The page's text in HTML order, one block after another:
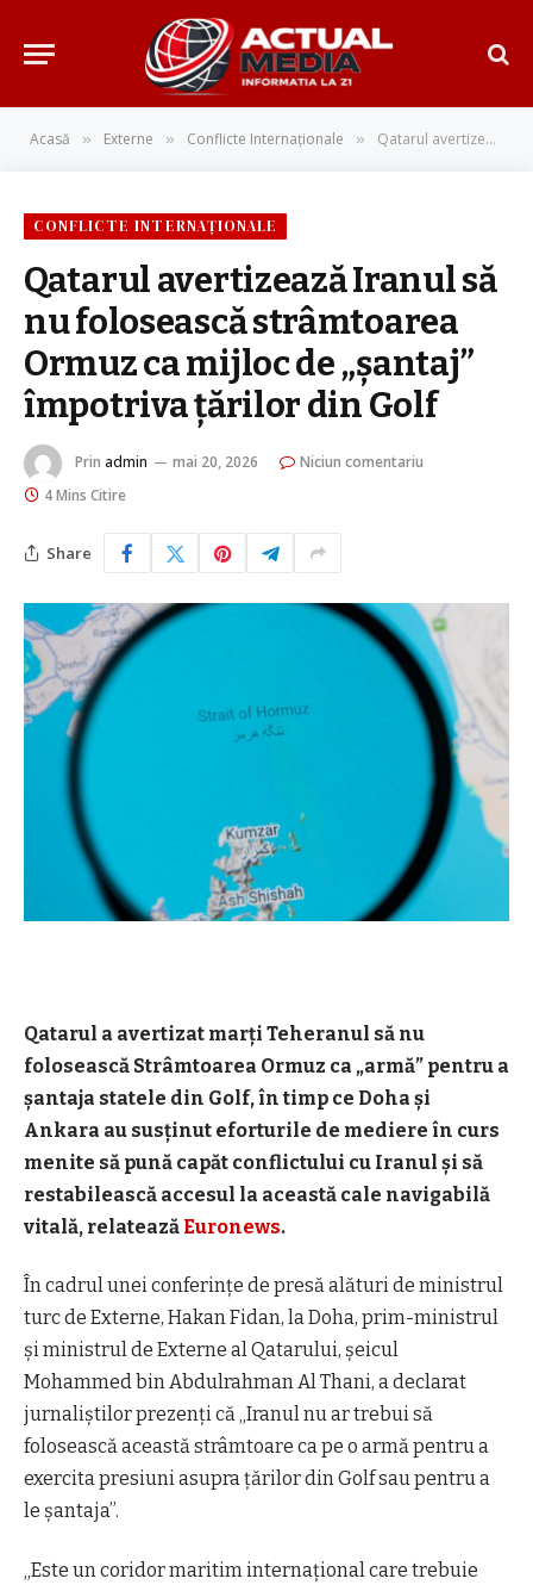
Acasă » Externe » Conflicte Internaționale » Qatarul avertizează Iranul să nu folosească strâmtoarea Ormuz ca mijloc de „șantaj” împotriva țărilor din Golf
CONFLICTE INTERNAȚIONALE
Qatarul avertizează Iranul să
nu folosească strâmtoarea
Ormuz ca mijloc de „șantaj”
împotriva țărilor din Golf
Prin admin mai 20, 2026
Niciun comentariu
4 Mins Citire
Share
Qatarul a avertizat marți Teheranul să nu
folosească Strâmtoarea Ormuz ca „armă” pentru a
șantaja statele din Golf, în timp ce Doha și
Ankara au susținut eforturile de mediere în curs
menite să pună capăt conflictului cu Iranul și să
restabilească accesul la această cale navigabilă
vitală, relatează Euronews.
În cadrul unei conferințe de presă alături de ministrul
turc de Externe, Hakan Fidan, la Doha, prim-ministrul
și ministrul de Externe al Qatarului, șeicul
Mohammed bin Abdulrahman Al Thani, a declarat
jurnaliștilor prezenți că „Iranul nu ar trebui să
folosească această strâmtoare ca pe o armă pentru a
exercita presiuni asupra țărilor din Golf sau pentru a
le șantaja”.
„Este un coridor maritim internațional care trebuie